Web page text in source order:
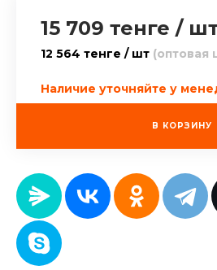
15 709 тенге /
12 564 тенге / шт (оптовая
Наличие уточняйте у
В КОРЗИНУ